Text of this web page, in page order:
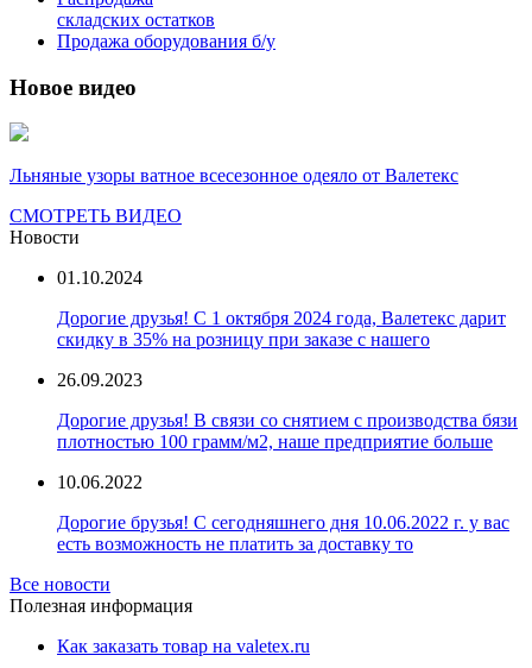
складских остатков
Продажа оборудования б/у
Новое видео
Льняные узоры ватное всесезонное одеяло от Валетекс
СМОТРЕТЬ ВИДЕО
Новости
01.10.2024
Дорогие друзья! С 1 октября 2024 года, Валетекс дарит
скидку в 35% на розницу при заказе с нашего
26.09.2023
Дорогие друзья! В связи со снятием с производства бязи
плотностью 100 грамм/м2, наше предприятие больше
10.06.2022
Дорогие брузья! С сегодняшнего дня 10.06.2022 г. у вас
есть возможность не платить за доставку то
Все новости
Полезная информация
Как заказать товар на valetex.ru